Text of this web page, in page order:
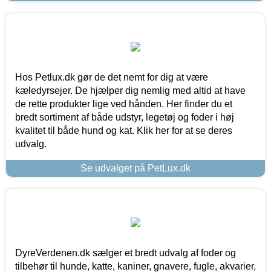
Hos Petlux.dk gør de det nemt for dig at være
kæledyrsejer. De hjælper dig nemlig med altid at have
de rette produkter lige ved hånden. Her finder du et
bredt sortiment af både udstyr, legetøj og foder i høj
kvalitet til både hund og kat. Klik her for at se deres
udvalg.
Se udvalget på PetLux.dk
DyreVerdenen.dk sælger et bredt udvalg af foder og
tilbehør til hunde, katte, kaniner, gnavere, fugle, akvarier,